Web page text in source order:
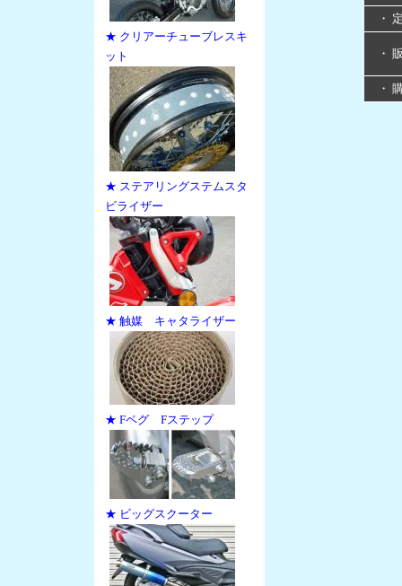
★ クリアーチューブレスキ
ット
★ ステアリングステムスタ
ビライザー
★ 触媒 キャタライザー
★ Fペグ Fステップ
★ ビッグスクーター
・
・
・